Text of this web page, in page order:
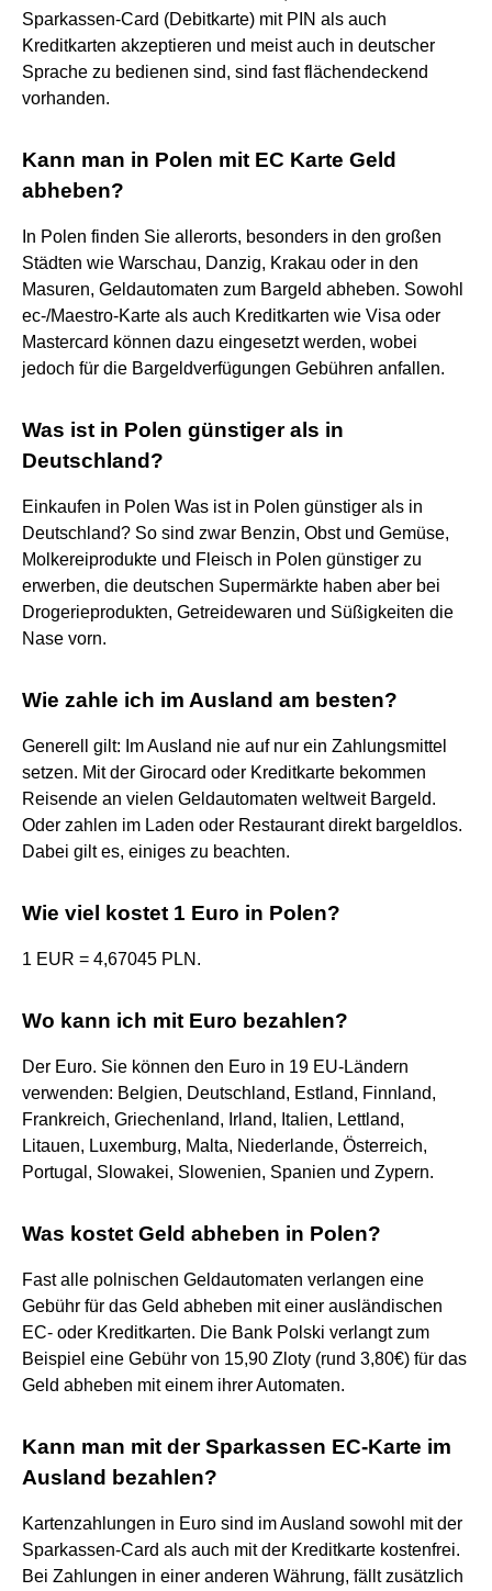
Sparkassen-Card (Debitkarte) mit PIN als auch
Kreditkarten akzeptieren und meist auch in deutscher
Sprache zu bedienen sind, sind fast flächendeckend
vorhanden.
Kann man in Polen mit EC Karte Geld
abheben?
In Polen finden Sie allerorts, besonders in den großen
Städten wie Warschau, Danzig, Krakau oder in den
Masuren, Geldautomaten zum Bargeld abheben. Sowohl
ec-/Maestro-Karte als auch Kreditkarten wie Visa oder
Mastercard können dazu eingesetzt werden, wobei
jedoch für die Bargeldverfügungen Gebühren anfallen.
Was ist in Polen günstiger als in
Deutschland?
Einkaufen in Polen Was ist in Polen günstiger als in
Deutschland? So sind zwar Benzin, Obst und Gemüse,
Molkereiprodukte und Fleisch in Polen günstiger zu
erwerben, die deutschen Supermärkte haben aber bei
Drogerieprodukten, Getreidewaren und Süßigkeiten die
Nase vorn.
Wie zahle ich im Ausland am besten?
Generell gilt: Im Ausland nie auf nur ein Zahlungsmittel
setzen. Mit der Girocard oder Kreditkarte bekommen
Reisende an vielen Geldautomaten weltweit Bargeld.
Oder zahlen im Laden oder Restaurant direkt bargeldlos.
Dabei gilt es, einiges zu beachten.
Wie viel kostet 1 Euro in Polen?
1 EUR = 4,67045 PLN.
Wo kann ich mit Euro bezahlen?
Der Euro. Sie können den Euro in 19 EU-Ländern
verwenden: Belgien, Deutschland, Estland, Finnland,
Frankreich, Griechenland, Irland, Italien, Lettland,
Litauen, Luxemburg, Malta, Niederlande, Österreich,
Portugal, Slowakei, Slowenien, Spanien und Zypern.
Was kostet Geld abheben in Polen?
Fast alle polnischen Geldautomaten verlangen eine
Gebühr für das Geld abheben mit einer ausländischen
EC- oder Kreditkarten. Die Bank Polski verlangt zum
Beispiel eine Gebühr von 15,90 Zloty (rund 3,80€) für das
Geld abheben mit einem ihrer Automaten.
Kann man mit der Sparkassen EC-Karte im
Ausland bezahlen?
Kartenzahlungen in Euro sind im Ausland sowohl mit der
Sparkassen-Card als auch mit der Kreditkarte kostenfrei.
Bei Zahlungen in einer anderen Währung, fällt zusätzlich